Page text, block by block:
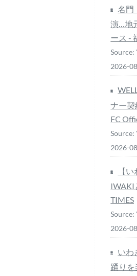
名門
演…地
ース -
Source:
2026-
ナー契
FC
Source:
2026-
【
IWAKI
TIMES
Source:
2026-
いわ
踊りを